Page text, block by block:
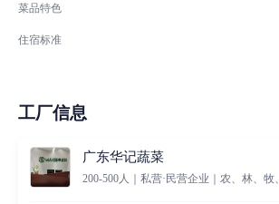
菜品特色
住宿标准
工厂信息
广东华记蔬菜
200-500人｜私营·民营企业｜农、林、牧